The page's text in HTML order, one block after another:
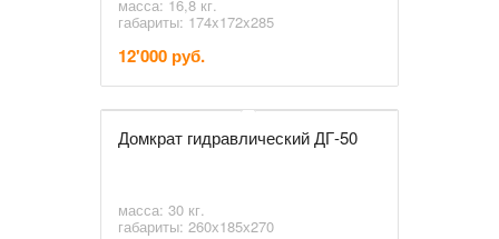
масса: 16,8 кг.
габариты: 174x172x285
12'000 руб.
Домкрат гидравлический ДГ-50
масса: 30 кг.
габариты: 260х185х270